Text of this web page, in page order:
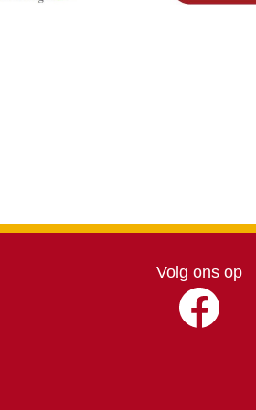
Volg ons op